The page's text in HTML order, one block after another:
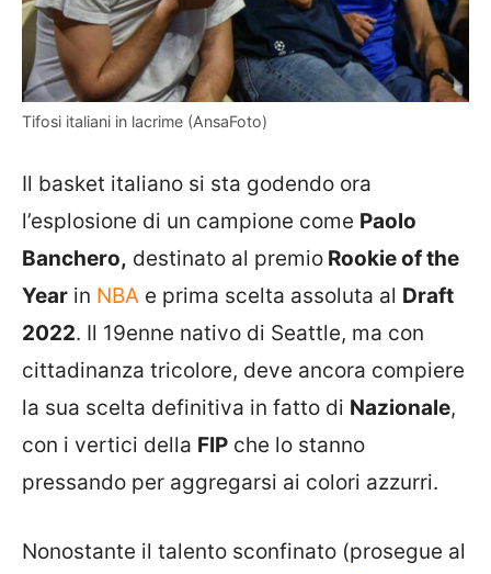
Tifosi italiani in lacrime (AnsaFoto)
Il basket italiano si sta godendo ora
l’esplosione di un campione come Paolo
Banchero, destinato al premio Rookie of the
Year in NBA e prima scelta assoluta al Draft
2022. Il 19enne nativo di Seattle, ma con
cittadinanza tricolore, deve ancora compiere
la sua scelta definitiva in fatto di Nazionale,
con i vertici della FIP che lo stanno
pressando per aggregarsi ai colori azzurri.
Nonostante il talento sconfinato (prosegue al